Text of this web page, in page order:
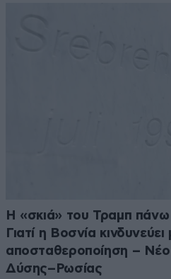
Η «σκιά» του Τραμπ
Γιατί η Βοσνία κινδυνεύει
αποσταθεροποίηση –
Δύσης–Ρωσίας